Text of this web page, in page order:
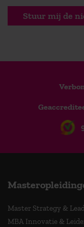
Stuur mij de
Master Strategy &
MBA Innovatie &